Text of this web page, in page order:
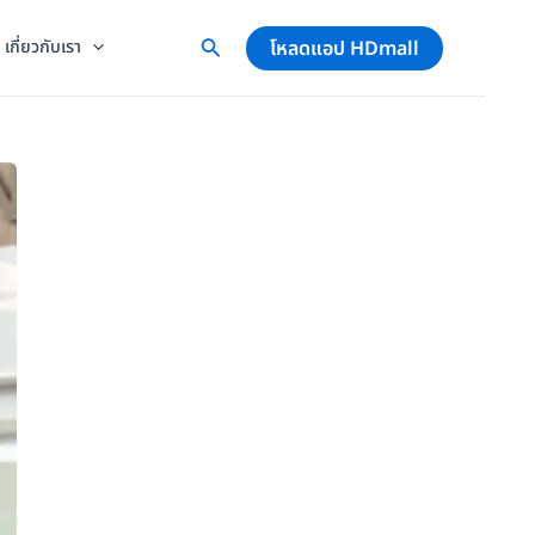
เกี่ยวกับเรา โหลดแอป HDmall